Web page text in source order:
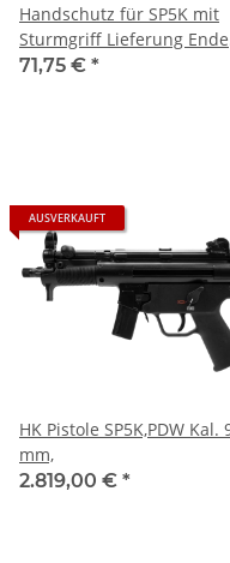
Handschutz für SP5K mit
Sturmgriff Lieferung Ende
April 2024
71,75 € *
AUSVERKAUFT
HK Pistole SP5K,PDW Kal. 9
mm,
2.819,00 € *